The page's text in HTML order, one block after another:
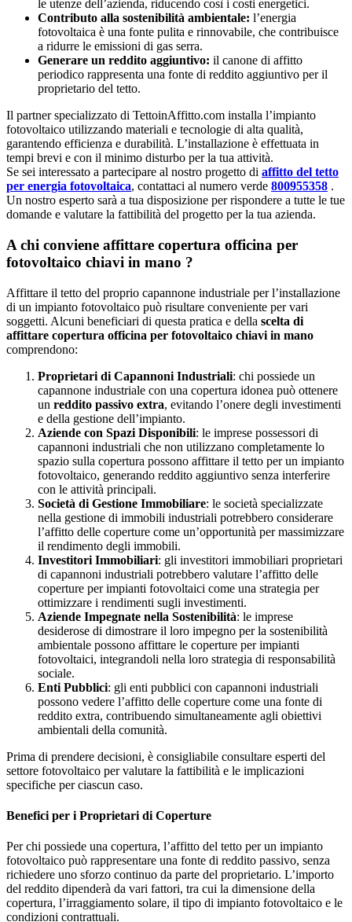
le utenze dell’azienda, riducendo così i costi energetici.
Contributo alla sostenibilità ambientale: l’energia
fotovoltaica è una fonte pulita e rinnovabile, che contribuisce
a ridurre le emissioni di gas serra.
Generare un reddito aggiuntivo: il canone di affitto
periodico rappresenta una fonte di reddito aggiuntivo per il
proprietario del tetto.
Il partner specializzato di TettoinAffitto.com installa l’impianto
fotovoltaico utilizzando materiali e tecnologie di alta qualità,
garantendo efficienza e durabilità. L’installazione è effettuata in
tempi brevi e con il minimo disturbo per la tua attività.
Se sei interessato a partecipare al nostro progetto di affitto del tetto
per energia fotovoltaica, contattaci al numero verde 800955358 .
Un nostro esperto sarà a tua disposizione per rispondere a tutte le tue
domande e valutare la fattibilità del progetto per la tua azienda.
A chi conviene affittare copertura officina per
fotovoltaico chiavi in mano ?
Affittare il tetto del proprio capannone industriale per l’installazione
di un impianto fotovoltaico può risultare conveniente per vari
soggetti. Alcuni beneficiari di questa pratica e della scelta di
affittare copertura officina per fotovoltaico chiavi in mano
comprendono:
Proprietari di Capannoni Industriali: chi possiede un
capannone industriale con una copertura idonea può ottenere
un reddito passivo extra, evitando l’onere degli investimenti
e della gestione dell’impianto.
Aziende con Spazi Disponibili: le imprese possessori di
capannoni industriali che non utilizzano completamente lo
spazio sulla copertura possono affittare il tetto per un impianto
fotovoltaico, generando reddito aggiuntivo senza interferire
con le attività principali.
Società di Gestione Immobiliare: le società specializzate
nella gestione di immobili industriali potrebbero considerare
l’affitto delle coperture come un’opportunità per massimizzare
il rendimento degli immobili.
Investitori Immobiliari: gli investitori immobiliari proprietari
di capannoni industriali potrebbero valutare l’affitto delle
coperture per impianti fotovoltaici come una strategia per
ottimizzare i rendimenti sugli investimenti.
Aziende Impegnate nella Sostenibilità: le imprese
desiderose di dimostrare il loro impegno per la sostenibilità
ambientale possono affittare le coperture per impianti
fotovoltaici, integrandoli nella loro strategia di responsabilità
sociale.
Enti Pubblici: gli enti pubblici con capannoni industriali
possono vedere l’affitto delle coperture come una fonte di
reddito extra, contribuendo simultaneamente agli obiettivi
ambientali della comunità.
Prima di prendere decisioni, è consigliabile consultare esperti del
settore fotovoltaico per valutare la fattibilità e le implicazioni
specifiche per ciascun caso.
Benefici per i Proprietari di Coperture
Per chi possiede una copertura, l’affitto del tetto per un impianto
fotovoltaico può rappresentare una fonte di reddito passivo, senza
richiedere uno sforzo continuo da parte del proprietario. L’importo
del reddito dipenderà da vari fattori, tra cui la dimensione della
copertura, l’irraggiamento solare, il tipo di impianto fotovoltaico e le
condizioni contrattuali.